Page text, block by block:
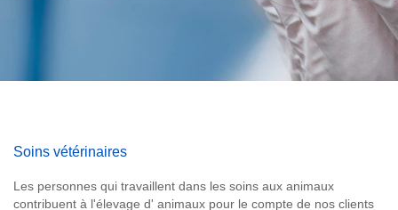
Soins vétérinaires
Les personnes qui travaillent dans les soins aux animaux
contribuent à l'élevage d' animaux pour le compte de nos clients